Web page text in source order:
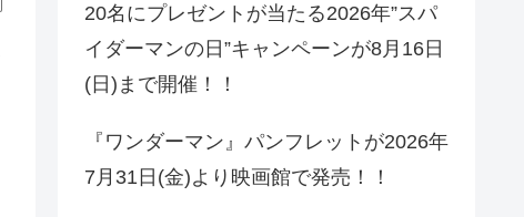
20名にプレゼントが当たる2026年”スパ
イダーマンの日”キャンペーンが8月16日
(日)まで開催！！
『ワンダーマン』パンフレットが2026年
7月31日(金)より映画館で発売！！